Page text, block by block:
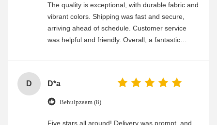
The quality is exceptional, with durable fabric and
vibrant colors. Shipping was fast and secure,
arriving ahead of schedule. Customer service
was helpful and friendly. Overall, a fantastic
D D*a
Behulpzaam (8)
Five stars all around! Delivery was prompt, and